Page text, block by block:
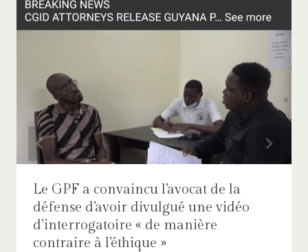
Le GPF a convaincu l’avocat de la
défense d’avoir divulgué une vidéo
d’interrogatoire « de manière
contraire à l’éthique »